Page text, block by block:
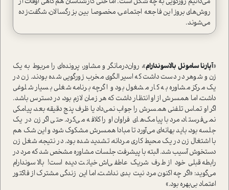
روش‌های بروز این فاجعه اجتماعی، مخصوصا بین بزرگسالان، شگفت‌زده
می‌شوند.
«آپارنا ساموئل بالاسوندارام»، روان‌درمانگر و مشاور، پرونده‌ای را مربوط به یک
زن و شوهر در دست داشت که اسیر الگوی مخرب زورگویی شده بودند. زن در
یک مرکز مشاوره به کار مشغول بود و اگرچه برنامه شغلی بسیار شلوغی
داشت، اما همسرش از او انتظار داشت که هر زمان لازم بود، در دسترس باشد.
اگر او تماس تلفنی همسرش را جواب نمی‌داد یا ظرف پنج دقیقه بعد، پیامکی
نمی‌فرستاد، مرد با پیامک‌های فراوان او را کلافه می‌کرد. حتی اگر زن در یک
جلسه بود، باید بهانه‌ای می‌آورد تا مبادا همسرش مشکوک شود و این شک هم
با اشتغال زن در یک محیط کاری مردانه، تشدید شده بود. در نتیجه، شغل زن
دستخوش آسیب شد. البته با پیشرفت جلسات مشاوره مشخص شد که مرد در
رابطه قبلی خود از طرف شریک عاطفی‌اش خیانت دیده است! بالاسوندارام
می‌گوید: «اگر چه اکنون مرد نیت بدی نداشت، اما این زندگی مشترک از فاکتور
اعتماد بی‌بهره بود.»